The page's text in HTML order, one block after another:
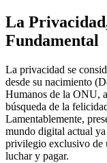
La
Fundamental
La privacidad se
desde su nacimiento
Humanos de la ONU,
búsqueda de la
Lamentablemente,
mundo digital actual
privilegio exclusivo de
luchar y pagar.